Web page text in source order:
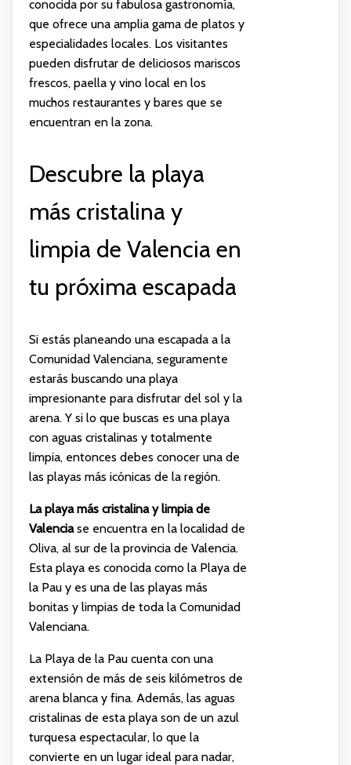
conocida por su fabulosa gastronomía,
que ofrece una amplia gama de platos y
especialidades locales. Los visitantes
pueden disfrutar de deliciosos mariscos
frescos, paella y vino local en los
muchos restaurantes y bares que se
encuentran en la zona.
Descubre la playa
más cristalina y
limpia de Valencia en
tu próxima escapada
Si estás planeando una escapada a la
Comunidad Valenciana, seguramente
estarás buscando una playa
impresionante para disfrutar del sol y la
arena. Y si lo que buscas es una playa
con aguas cristalinas y totalmente
limpia, entonces debes conocer una de
las playas más icónicas de la región.
La playa más cristalina y limpia de
Valenciase encuentra en la localidad de
Oliva, al sur de la provincia de Valencia.
Esta playa es conocida como la Playa de
la Pau y es una de las playas más
bonitas y limpias de toda la Comunidad
Valenciana.
La Playa de la Pau cuenta con una
extensión de más de seis kilómetros de
arena blanca y fina. Además, las aguas
cristalinas de esta playa son de un azul
turquesa espectacular, lo que la
convierte en un lugar ideal para nadar,